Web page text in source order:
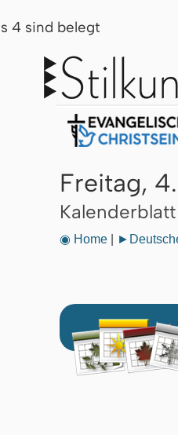
4 sind belegt
Freitag,
◉ Home|